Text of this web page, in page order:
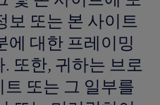
보 또는 본 사이트
에 대한 프레이밍
또한, 귀하는 브로
또는 그 일부를